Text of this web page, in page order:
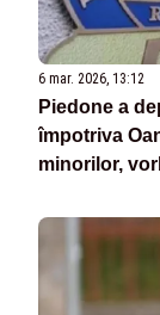
6 mar. 2026, 13:12
Piedone a
împotriva
minorilor,